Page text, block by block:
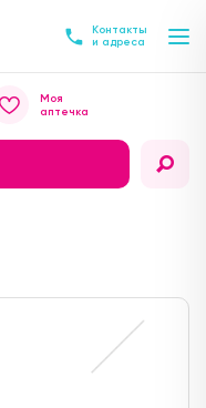
Контакты
и адреса
Моя
аптечка